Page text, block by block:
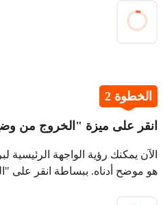
الخطوة 2
انقر على ميزة "الخروج من
هو موضح أدناه. ببساطة انقر على